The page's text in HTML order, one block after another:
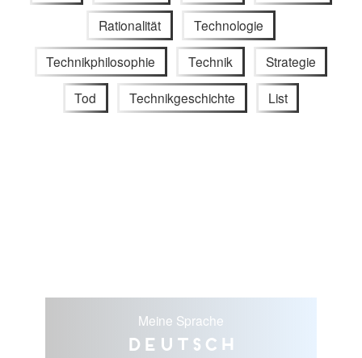
Rationalität Technologie
Technikphilosophie Technik Strategie
Tod Technikgeschichte List
Meine Sprache
Deutsch